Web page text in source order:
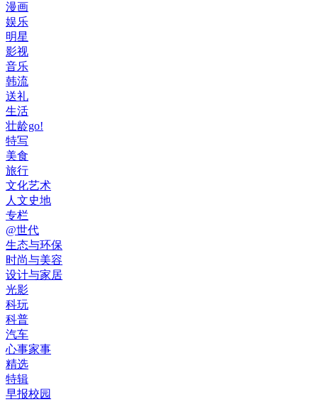
漫画
娱乐
明星
影视
音乐
韩流
送礼
生活
壮龄go!
特写
美食
旅行
文化艺术
人文史地
专栏
@世代
生态与环保
时尚与美容
设计与家居
光影
科玩
科普
汽车
心事家事
精选
特辑
早报校园